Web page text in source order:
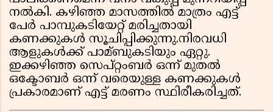
നൽകി. കഴിഞ്ഞ മാസത്തിൽ മാത്രം എട്ട്
പേർ പാമ്പുകടിയേറ്റ് മരിച്ചതായി
കണക്കുകൾ സൂചിപ്പിക്കുന്നു.നിരവധി
ആളുകള്‍ക്ക് പാമ്ബുകടിയും ഏറ്റു.
ഇക്കഴിഞ്ഞ സെപ്റ്റംബർ ഒന്ന് മുതല്‍
ഒക്ടോബർ ഒന്ന് വരെയുള്ള കണക്കുകള്‍
പ്രകാരമാണ് എട്ട് മരണം സ്ഥിരീകരിച്ചത്.